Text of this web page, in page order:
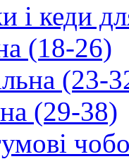
і кеди
(18-26)
(23-
(29-38)